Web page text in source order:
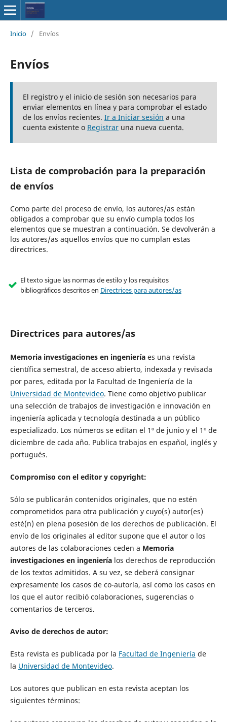
Inicio / Envíos
Envíos
El registro y el inicio de sesión son necesarios para
enviar elementos en línea y para comprobar el estado
de los envíos recientes. Ir a Iniciar sesión a una
cuenta existente o Registraruna nueva cuenta.
Lista de comprobación para la preparación
de envíos
Como parte del proceso de envío, los autores/as están
obligados a comprobar que su envío cumpla todos los
elementos que se muestran a continuación. Se devolverán a
los autores/as aquellos envíos que no cumplan estas
directrices.
El texto sigue las normas de estilo y los requisitos
bibliográficos descritos en Directrices para autores/as
Directrices para autores/as
Memoria investigaciones en ingeniería es una revista
científica semestral, de acceso abierto, indexada y revisada
por pares, editada por la Facultad de Ingeniería de la
Universidad de Montevideo. Tiene como objetivo publicar
una selección de trabajos de investigación e innovación en
ingeniería aplicada y tecnología destinada a un público
especializado. Los números se editan el 1º de junio y el 1º de
diciembre de cada año. Publica trabajos en español, inglés y
portugués.
Compromiso con el editor y copyright:
Sólo se publicarán contenidos originales, que no estén
comprometidos para otra publicación y cuyo(s) autor(es)
esté(n) en plena posesión de los derechos de publicación. El
envío de los originales al editor supone que el autor o los
autores de las colaboraciones ceden a Memoria
investigaciones en ingenieríalos derechos de reproducción
de los textos admitidos. A su vez, se deberá consignar
expresamente los casos de co-autoría, así como los casos en
los que el autor recibió colaboraciones, sugerencias o
comentarios de terceros.
Aviso de derechos de autor:
Esta revista es publicada por la Facultad de Ingeniería de
la Universidad de Montevideo.
Los autores que publican en esta revista aceptan los
siguientes términos: